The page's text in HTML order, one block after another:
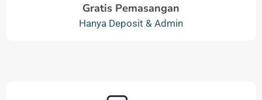
Gratis Pemasangan
Hanya Deposit & Admin